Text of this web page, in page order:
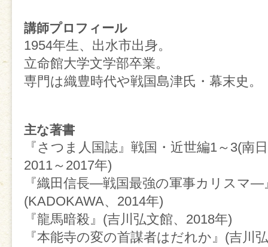
講師プロフィール
1954年生、出水市出身。
立命館大学文学部卒業。
専門は織豊時代や戦国島津氏・幕末史。
主な著書
『さつま人国誌』戦国・近世編1～3(南
2011～2017年)
『織田信長―戦国最強の軍事カリスマ―
(KADOKAWA、2014年)
『龍馬暗殺』(吉川弘文館、2018年)
『本能寺の変の首謀者はだれか』(吉川